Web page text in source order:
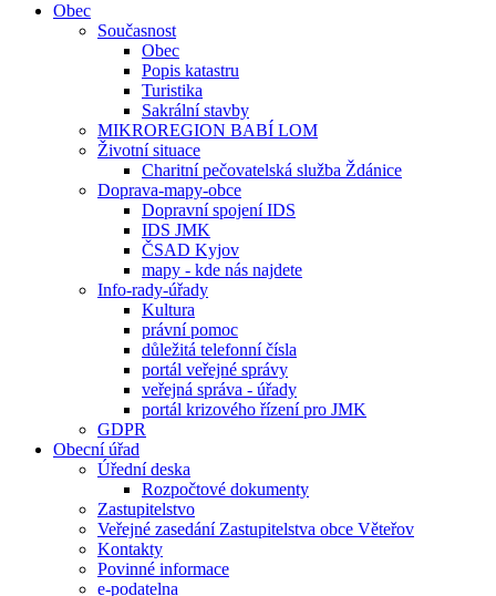
Obec
Současnost
Obec
Popis katastru
Turistika
Sakrální stavby
MIKROREGION BABÍ LOM
Životní situace
Charitní pečovatelská služba Ždánice
Doprava-mapy-obce
Dopravní spojení IDS
IDS JMK
ČSAD Kyjov
mapy - kde nás najdete
Info-rady-úřady
Kultura
právní pomoc
důležitá telefonní čísla
portál veřejné správy
veřejná správa - úřady
portál krizového řízení pro JMK
GDPR
Obecní úřad
Úřední deska
Rozpočtové dokumenty
Zastupitelstvo
Veřejné zasedání Zastupitelstva obce Věteřov
Kontakty
Povinné informace
e-podatelna